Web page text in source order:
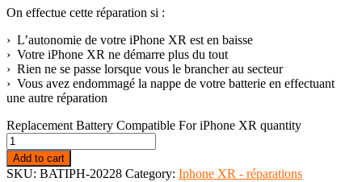
On effectue cette réparation si :
› L’autonomie de votre iPhone XR est en baisse
› Votre iPhone XR ne démarre plus du tout
› Rien ne se passe lorsque vous le brancher au secteur
› Vous avez endommagé la nappe de votre batterie en effectuant
une autre réparation
Replacement Battery Compatible For iPhone XR quantity
Add to cart
SKU: BATIPH-20228 Category: Iphone XR - réparations